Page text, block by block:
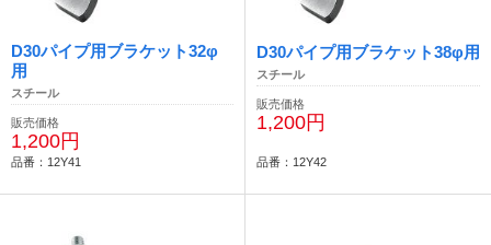
D30パイプ用ブラケット32φ
用
スチール
販売価格
1,200円
品番：12Y41
D30パイプ用ブラケット38φ用
スチール
販売価格
1,200円
品番：12Y42